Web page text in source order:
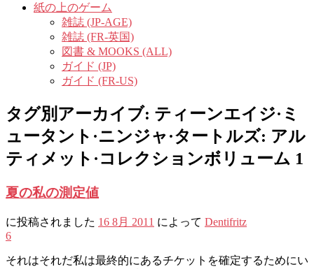
紙の上のゲーム
雑誌 (JP-AGE)
雑誌 (FR-英国)
図書 & MOOKS (ALL)
ガイド (JP)
ガイド (FR-US)
タグ別アーカイブ: ティーンエイジ·ミ
ュータント·ニンジャ·タートルズ: アル
ティメット·コレクションボリューム 1
夏の私の測定値
に投稿されました 16 8月 2011 によって Dentifritz
6
それはそれだ私は最終的にあるチケットを確定するためにい